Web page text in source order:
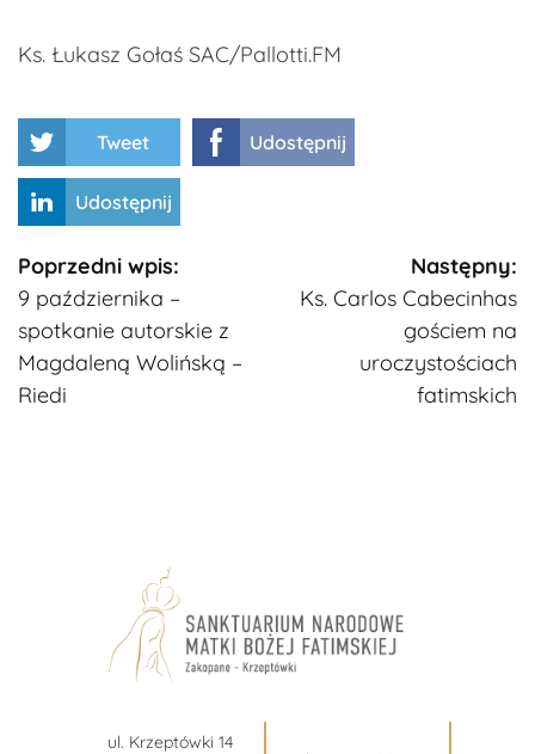
Ks. Łukasz Gołaś SAC/Pallotti.FM
Tweet Udostępnij
Udostępnij
Kontynuuj
czytanie
Poprzedni wpis:
9 października –
spotkanie autorskie z
Magdaleną Wolińską –
Riedi
Następny:
Ks. Carlos Cabecinhas
gościem na
uroczystościach
fatimskich
ul. Krzeptówki 14